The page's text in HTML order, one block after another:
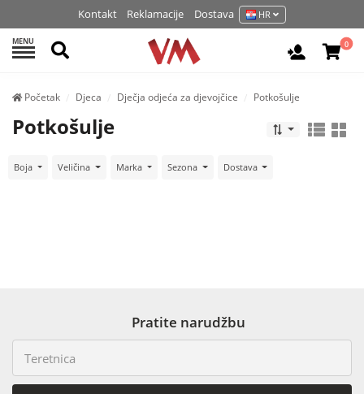
Kontakt Reklamacije Dostava HR
MENU Pretraži Prijavite
0
Početak Djeca Dječja odjeća za djevojčice Potkošulje
Potkošulje
Boja Veličina Marka Sezona Dostava
Pratite narudžbu